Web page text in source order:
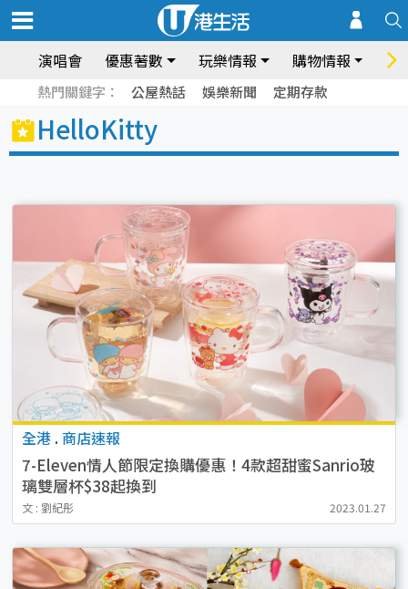
演唱會 優惠著數 玩樂情報 購物情報 飲
熱門關鍵字： 公屋熱話 娛樂新聞 定期存款
HelloKitty
全港 . 商店速報
7-Eleven情人節限定換購優惠！4款超甜蜜Sanrio玻
璃雙層杯$38起換到
文 : 劉紀彤 2023.01.27